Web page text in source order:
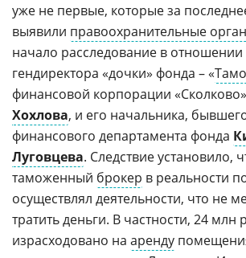
уже не первые, которые за
выявили правоохранительные
начало расследование в
гендиректора «дочки» фонда – «
финансовой корпорации
Хохлова, и его начальника,
финансового департамента фонда
Луговцева. Следствие установило,
таможенный брокер в реальности
осуществлял деятельности, что не
тратить деньги. В частности, 24 млн
израсходовано на аренду